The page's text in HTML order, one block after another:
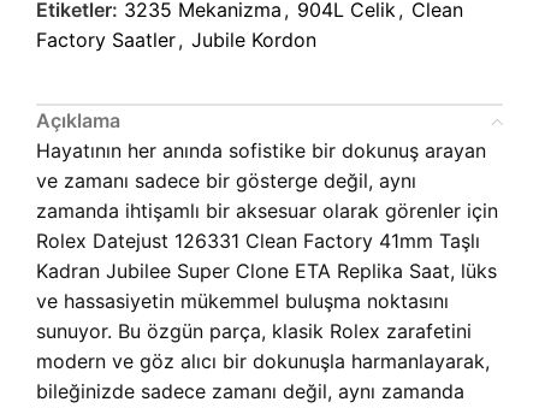
Etiketler: 3235 Mekanizma , 904L Celik, Clean
Factory Saatler, Jubile Kordon
Açıklama
Hayatının her anında sofistike bir dokunuş arayan
ve zamanı sadece bir gösterge değil, aynı
zamanda ihtişamlı bir aksesuar olarak görenler için
Rolex Datejust 126331 Clean Factory 41mm Taşlı
Kadran Jubilee Super Clone ETA Replika Saat, lüks
ve hassasiyetin mükemmel buluşma noktasını
sunuyor. Bu özgün parça, klasik Rolex zarafetini
modern ve göz alıcı bir dokunuşla harmanlayarak,
bileğinizde sadece zamanı değil, aynı zamanda